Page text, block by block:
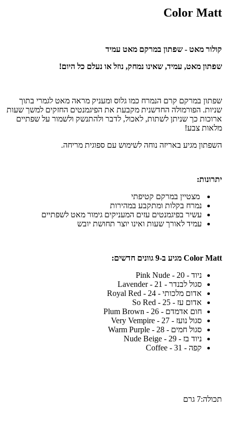
Color Matt
קולור מאט - שפתון במרקם מאט עמיד
שפתון מאט, עמיד, שאינו נמחק, נוזל או נעלם כל היום!
שפתון במרקם קרם הנמרח כמו גלוס ומעניק מראה מאט לגמרי בתוך
שניות. הפורמולה החדשנית מקבעת את הפיגמנטים החזקים למשך שעות
ארוכות כך שניתן לשתות, לאכול, לדבר ולהתנשק ולשמור על שפתיים
מלאות צבע!
השפתון מגיע באריזה נוחה לשימוש עם ספוגית מריחה.
יתרונות:
מצטיין במרקם קטיפתי
נמרח בקלות ומתקבע במהירות
עשיר בפיגמנטים עזים המעניקים גימור מאט לשפתיים
עמיד לאורך שעות ואינו יוצר תחושת יובש
Color Matt מגיע ב-9 גוונים חדשים:
ניוד - 20 - Pink Nude
סגול לבנדר - 21 - Lavender
אדום מלכותי - 24 - Royal Red
אדום עז - 25 - So Red
חום אדמדם - 26 - Plum Brown
סגול נועז - 27 - Very Vempire
סגול חמים - 28 - Warm Purple
ניוד בז - 29 - Nude Beige
קפה - 31 - Coffee
תכולה:7 גרם